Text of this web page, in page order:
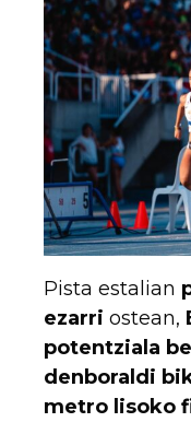
Pista estalian
ezarri ostean,
potentziala
denboraldi
metro lisoko